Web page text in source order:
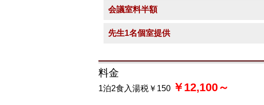
会議室料半額
先生1名個室提供
料金
1泊2食入湯税￥150 ￥12,100～